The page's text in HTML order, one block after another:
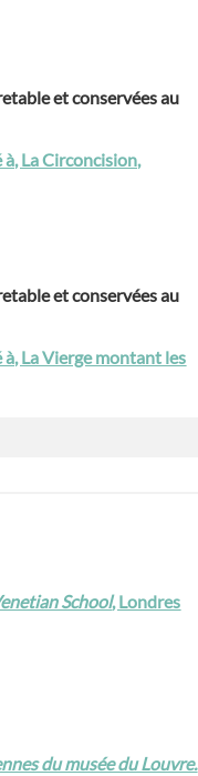
et conservées au
La Circoncision,
et conservées au
La Vierge montant les
School, Londres
du musée du Louvre.